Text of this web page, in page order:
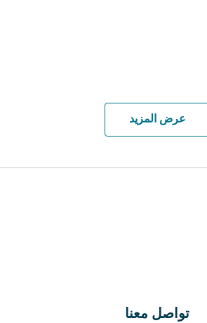
عرض المزيد
تواصل معنا